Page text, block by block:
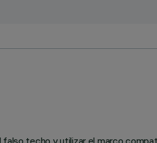
techo y utilizar el marco